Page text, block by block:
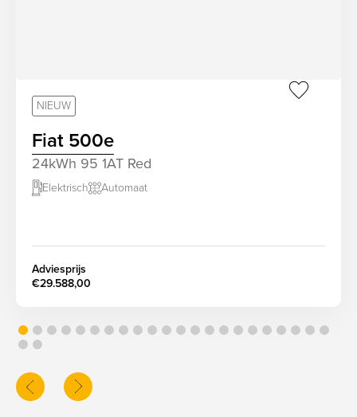
NIEUW
Fiat 500e
24kWh 95 1AT Red
Elektrisch Automaat
Adviesprijs
€29.588,00
screenreader.slider next